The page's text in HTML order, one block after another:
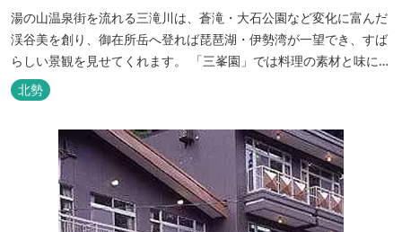
湯の山温泉街を流れる三滝川は、蒼滝・大石公園など変化に富んだ
渓谷美を創り、御在所岳へ登れば琵琶湖・伊勢湾が一望でき、すば
らしい景観を見せてくれます。 「三峯園」では料理の素材と味にも
こだわり、お客様に四季の織り成す景観と、いい湯、いい味、めぐ
りあいをお届けいたします。
北勢